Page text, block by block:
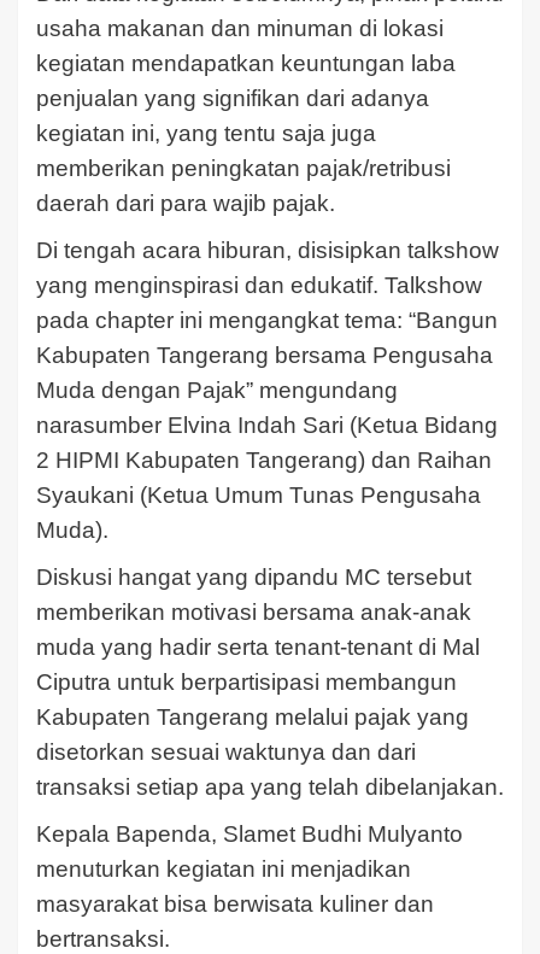
usaha makanan dan minuman di lokasi
kegiatan mendapatkan keuntungan laba
penjualan yang signifikan dari adanya
kegiatan ini, yang tentu saja juga
memberikan peningkatan pajak/retribusi
daerah dari para wajib pajak.
Di tengah acara hiburan, disisipkan talkshow
yang menginspirasi dan edukatif. Talkshow
pada chapter ini mengangkat tema: “Bangun
Kabupaten Tangerang bersama Pengusaha
Muda dengan Pajak” mengundang
narasumber Elvina Indah Sari (Ketua Bidang
2 HIPMI Kabupaten Tangerang) dan Raihan
Syaukani (Ketua Umum Tunas Pengusaha
Muda).
Diskusi hangat yang dipandu MC tersebut
memberikan motivasi bersama anak-anak
muda yang hadir serta tenant-tenant di Mal
Ciputra untuk berpartisipasi membangun
Kabupaten Tangerang melalui pajak yang
disetorkan sesuai waktunya dan dari
transaksi setiap apa yang telah dibelanjakan.
Kepala Bapenda, Slamet Budhi Mulyanto
menuturkan kegiatan ini menjadikan
masyarakat bisa berwisata kuliner dan
bertransaksi.